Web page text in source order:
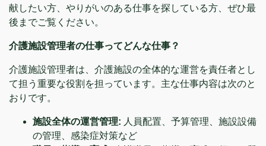
献したい方、やりがいのある仕事を探している方、ぜひ最
後までご覧ください。
介護施設管理者の仕事ってどんな仕事？
介護施設管理者は、介護施設の全体的な運営を責任者とし
て担う重要な役割を担っています。主な仕事内容は次のと
おりです。
施設全体の運営管理: 人員配置、予算管理、施設設備
の管理、感染症対策など